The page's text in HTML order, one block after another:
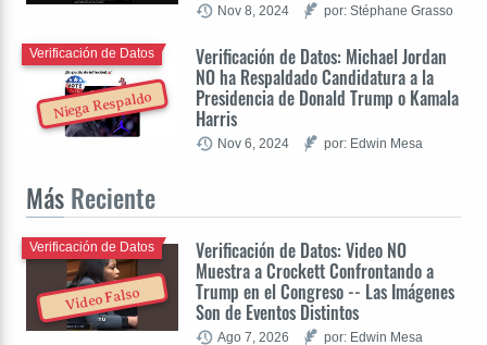
Nov 8, 2024 por: Stéphane Grasso
Niega Respaldo
Verificación de Datos: Michael Jordan
NO ha Respaldado Candidatura a la
Presidencia de Donald Trump o Kamala
Harris
Verificación de Datos
Nov 6, 2024 por: Edwin Mesa
Más Reciente
Video Falso
Verificación de Datos: Video NO
Muestra a Crockett Confrontando a
Trump en el Congreso -- Las Imágenes
Son de Eventos Distintos
Verificación de Datos
Ago 7, 2026 por: Edwin Mesa